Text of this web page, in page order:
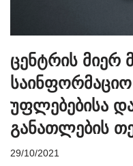
ცენტრის მიერ
საინფორმაციო
უფლებებისა
განათლების
29/10/2021